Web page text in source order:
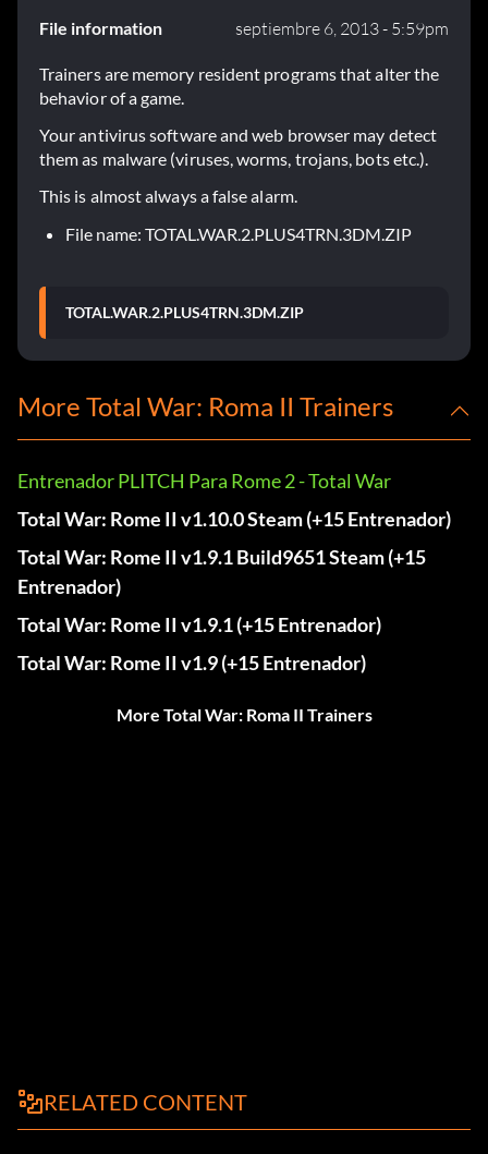
File information septiembre 6, 2013 - 5:59pm
Trainers are memory resident programs that alter the
behavior of a game.
Your antivirus software and web browser may detect
them as malware (viruses, worms, trojans, bots etc.).
This is almost always a false alarm.
File name: TOTAL.WAR.2.PLUS4TRN.3DM.ZIP
TOTAL.WAR.2.PLUS4TRN.3DM.ZIP
More Total War: Roma II Trainers
Entrenador PLITCH Para Rome 2 - Total War
Total War: Rome II v1.10.0 Steam (+15 Entrenador)
Total War: Rome II v1.9.1 Build9651 Steam (+15
Entrenador)
Total War: Rome II v1.9.1 (+15 Entrenador)
Total War: Rome II v1.9 (+15 Entrenador)
More Total War: Roma II Trainers
RELATED CONTENT